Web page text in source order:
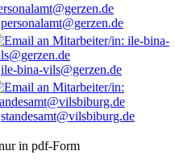
personalamt@gerzen.de
ile-bina-vils@gerzen.de
standesamt@vilsbiburg.de